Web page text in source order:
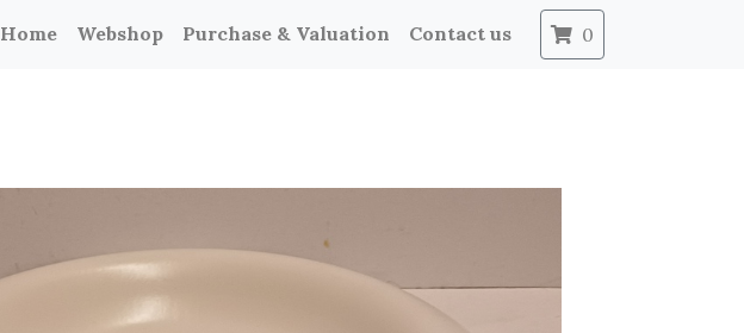
Home Webshop Purchase & Valuation Contact us 0